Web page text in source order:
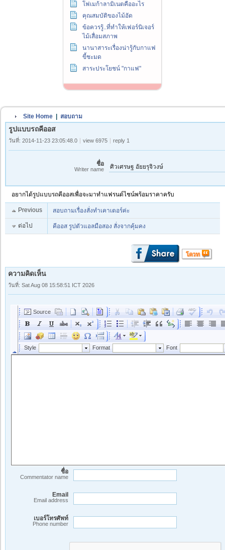
โฟเมก้าลามิเนตคืออะไร
คุณสมบัติของไม้อัด
ข้อควรรู้..ที่ทำให้เฟอร์นิเจอร์
ไม้เสื่อมสภาพ
นานาสาระเรื่องน่ารู้กับกาแฟ
ขี้ชะมด
สาระประโยชน์ "กาแฟ"
Site Home สอบถาม
รูปแบบรถคีออส
วันที่: 2014-11-23 23:05:48.0 view 6975 reply 1
ชื่อ
Writer name ศิวเศรษฐ อัยยรุจิวงษ์
อยากได้รูปแบบรถคีออสเพื่อจะมาทำแฟรนด์ไชน์พร้อมราคาครับ
Previous สอบถามเรื่องสั่งทำเคาเตอร์ค่ะ
ต่อไป คีออส รูปตัวแอลมือสอง สั่งจากคุ้มคง
ความคิดเห็น
วันที่: Sat Aug 08 15:58:51 ICT 2026
ชื่อ
Commentator name
Email
Email address
เบอร์โทรศัพท์
Phone number